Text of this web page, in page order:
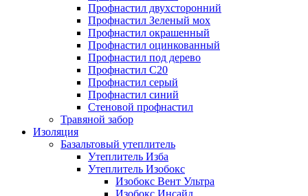
Профнастил двухсторонний
Профнастил Зеленый мох
Профнастил окрашенный
Профнастил оцинкованный
Профнастил под дерево
Профнастил С20
Профнастил серый
Профнастил синий
Стеновой профнастил
Травяной забор
Изоляция
Базальтовый утеплитель
Утеплитель Изба
Утеплитель Изобокс
Изобокс Вент Ультра
Изобокс Инсайд